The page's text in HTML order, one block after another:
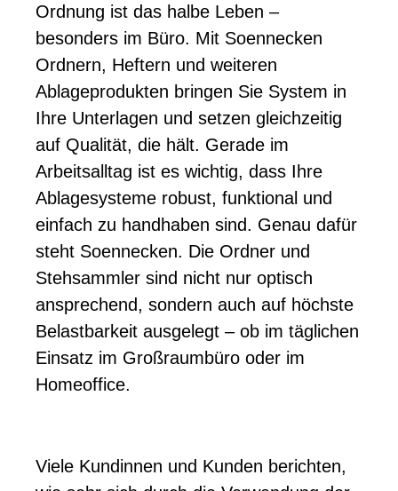
Ordnung ist das halbe Leben –
besonders im Büro. Mit Soennecken
Ordnern, Heftern und weiteren
Ablageprodukten bringen Sie System in
Ihre Unterlagen und setzen gleichzeitig
auf Qualität, die hält. Gerade im
Arbeitsalltag ist es wichtig, dass Ihre
Ablagesysteme robust, funktional und
einfach zu handhaben sind. Genau dafür
steht Soennecken. Die Ordner und
Stehsammler sind nicht nur optisch
ansprechend, sondern auch auf höchste
Belastbarkeit ausgelegt – ob im täglichen
Einsatz im Großraumbüro oder im
Homeoffice.
Viele Kundinnen und Kunden berichten,